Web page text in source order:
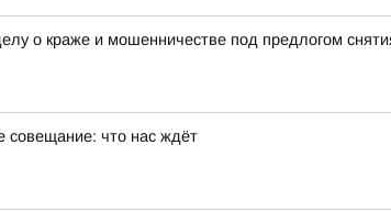
о краже и мошенничестве под предлогом
совещание: что нас ждёт